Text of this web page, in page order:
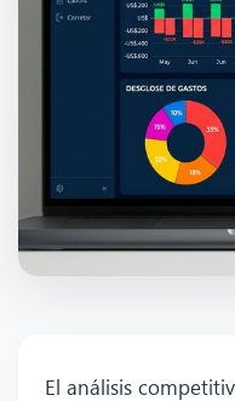
El análisis